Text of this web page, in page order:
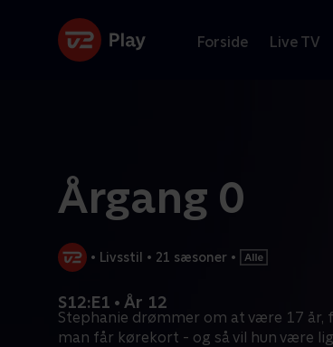
Forside Live TV
Årgang 0
• Livsstil • 21 sæsoner •
S12:E1 • År 12
Stephanie drømmer om at være 17 år,
man får kørekort - og så vil hun være